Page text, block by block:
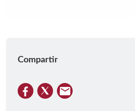
Compartir